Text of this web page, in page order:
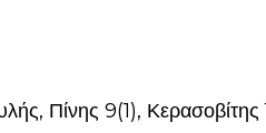
Πίνης 9(1),